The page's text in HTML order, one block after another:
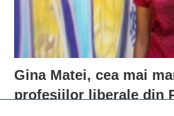
Gina Matei, cea mai
profesiilor liberale din